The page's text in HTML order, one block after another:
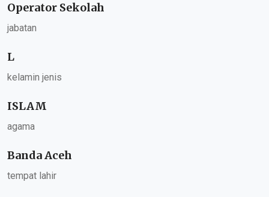
Operator Sekolah
jabatan
L
kelamin jenis
ISLAM
agama
Banda Aceh
tempat lahir